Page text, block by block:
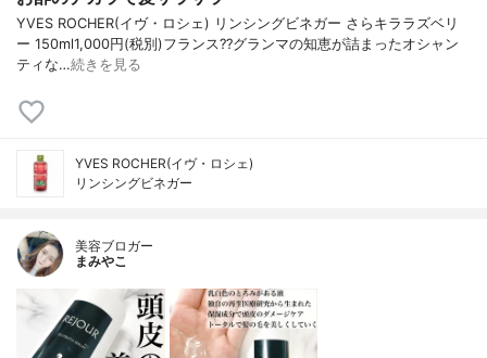
YVES ROCHER(イヴ・ロシェ) リンシングビネガー さらキララズベリ
ー 150ml1,000円(税別)フランス??グランマの知恵が詰まったオシャン
ティな…続きを見る
YVES ROCHER(イヴ・ロシェ)
リンシングビネガー
美容ブロガー
まみやこ